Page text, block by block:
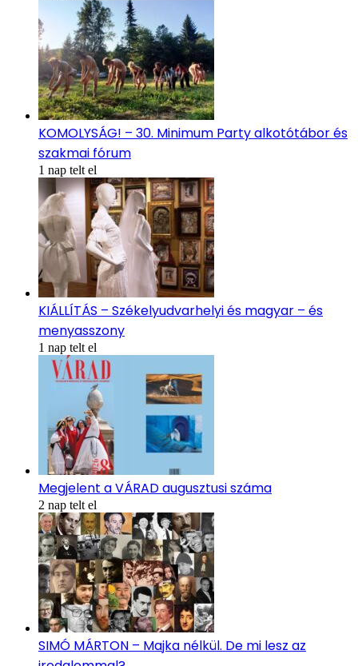
KOMOLYSÁG! – 30. Minimum Party alkotótábor és
szakmai fórum
1 nap telt el
KIÁLLÍTÁS – Székelyudvarhelyi és magyar – és
menyasszony
1 nap telt el
Megjelent a VÁRAD augusztusi száma
2 nap telt el
SIMÓ MÁRTON – Majka nélkül. De mi lesz az